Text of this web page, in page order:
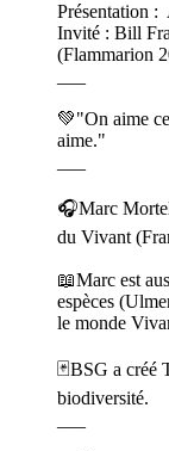
Présentation
Invité : Bill
(Flammarion
💚"On aime
aime."
🎧Marc
du Vivant
📖Marc est
espèces
le monde
🃏BSG a créé
biodiversité.